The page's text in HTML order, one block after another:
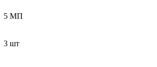
5 МП
3 шт